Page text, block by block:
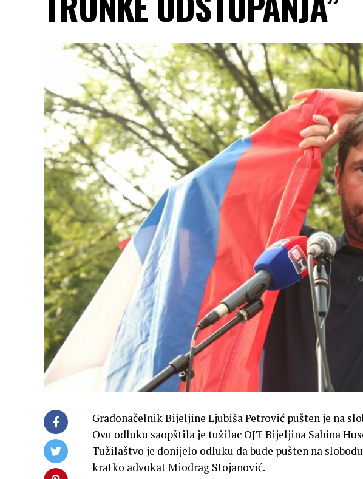
Gradonačelnik Bijeljine Ljubiša Petrović pušten je na
Ovu odluku saopštila je tužilac OJT Bijeljina Sabina
Tužilaštvo je donijelo odluku da bude pušten na
kratko advokat Miodrag Stojanović.